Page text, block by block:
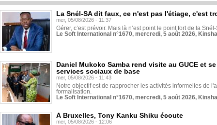
La Snél-SA dit faux, ce n'est pas l'étiage, c'est
mer, 05/08/2026 - 11:37
Gérer, c’est prévoir. Mais là n’est point le point fort de la
Le Soft International n°1670, mercredi, 5 août 2026,
Daniel Mukoko Samba rend visite au GUCE et
services sociaux de base
mer, 05/08/2026 - 11:43
Notre objectif est de rapprocher les activités informelles de
formalisation.
Le Soft International n°1670, mercredi, 5 août 2026,
À Bruxelles, Tony Kanku Shiku écoute
mer, 05/08/2026 - 12:06